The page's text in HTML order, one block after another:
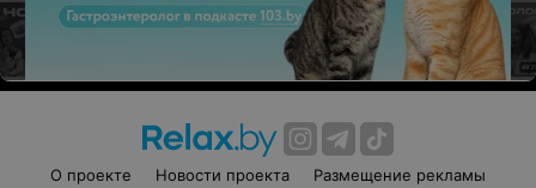
Действительно при предъявлении удостоверения.
бесплатно Записаться
О проекте Новости проекта
Размещение рекламы